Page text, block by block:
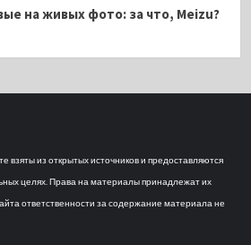
на живых фото: за что, Meizu?
взяты из открытых источников и предоставляются
целях. Права на материалы принадлежат их
ответственности за содержание материала не